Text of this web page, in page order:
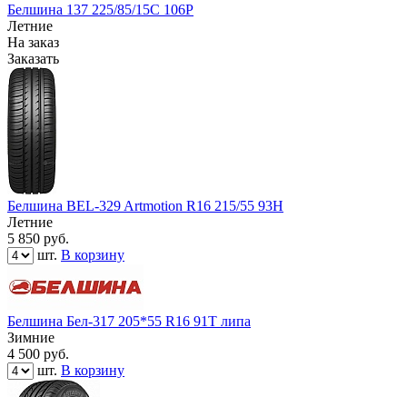
Белшина 137 225/85/15С 106Р
Летние
На заказ
Заказать
Белшина BEL-329 Artmotion R16 215/55 93H
Летние
5 850 руб.
шт. В корзину
Белшина Бел-317 205*55 R16 91T липа
Зимние
4 500 руб.
шт. В корзину